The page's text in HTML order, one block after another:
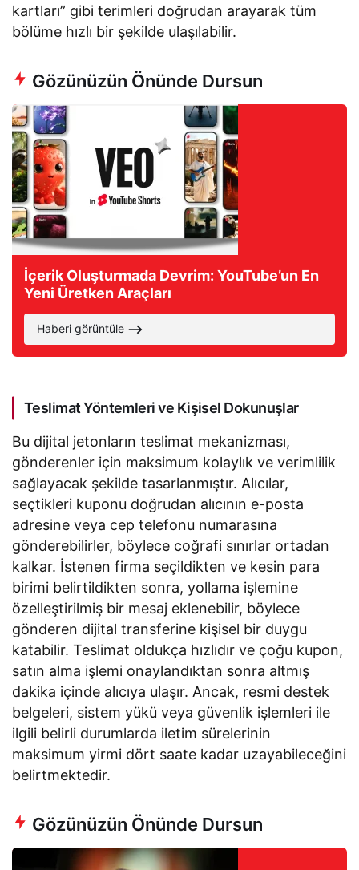
kartları” gibi terimleri doğrudan arayarak tüm
bölüme hızlı bir şekilde ulaşılabilir.
Gözünüzün Önünde Dursun
İçerik Oluşturmada Devrim: YouTube’un En
Yeni Üretken Araçları
Haberi görüntüle
Teslimat Yöntemleri ve Kişisel Dokunuşlar
Bu dijital jetonların teslimat mekanizması,
gönderenler için maksimum kolaylık ve verimlilik
sağlayacak şekilde tasarlanmıştır. Alıcılar,
seçtikleri kuponu doğrudan alıcının e-posta
adresine veya cep telefonu numarasına
gönderebilirler, böylece coğrafi sınırlar ortadan
kalkar. İstenen firma seçildikten ve kesin para
birimi belirtildikten sonra, yollama işlemine
özelleştirilmiş bir mesaj eklenebilir, böylece
gönderen dijital transferine kişisel bir duygu
katabilir. Teslimat oldukça hızlıdır ve çoğu kupon,
satın alma işlemi onaylandıktan sonra altmış
dakika içinde alıcıya ulaşır. Ancak, resmi destek
belgeleri, sistem yükü veya güvenlik işlemleri ile
ilgili belirli durumlarda iletim sürelerinin
maksimum yirmi dört saate kadar uzayabileceğini
belirtmektedir.
Gözünüzün Önünde Dursun